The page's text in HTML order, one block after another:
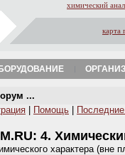
химический
карта
...
Помощь
4.
характера (вне